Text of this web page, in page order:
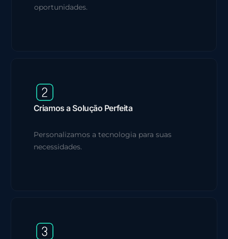
oportunidades.
Criamos a Solução Perfeita
Personalizamos a tecnologia para suas
necessidades.